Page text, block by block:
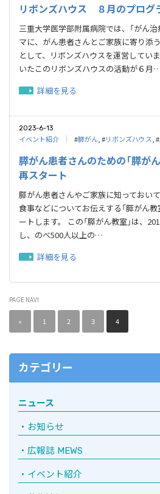
リボンズハウス ８月のプログ
三重大学医学部附属病院では、「がん
マに、がん患者さんとご家族に寄り添
として、リボンズハウスを運営してい
いたこのリボンズハウスの活動が６月…
詳細を見る
2023-6-13
イベント紹介 #膵がん , #リボンズハウス , #
膵がん患者さんのための「膵がん
再スタート
膵がん患者さんやご家族に知っておい
食事などについてお伝えする「膵がん教
ートします。 この「膵がん教室」は、
し、のべ500人以上の…
詳細を見る
PAGE NAVI
« 1 2 3 4
カテゴリー
ニュース
お知らせ
広報誌 MEWS
イベント紹介